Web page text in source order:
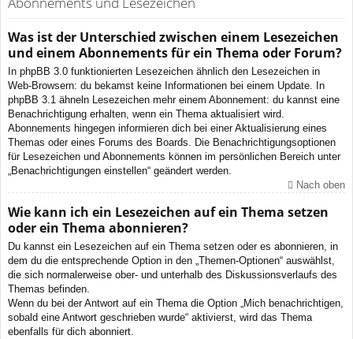
Was ist der Unterschied zwischen einem Lesezeichen
und einem Abonnements für ein Thema oder Forum?
In phpBB 3.0 funktionierten Lesezeichen ähnlich den Lesezeichen in
Web-Browsern: du bekamst keine Informationen bei einem Update. In
phpBB 3.1 ähneln Lesezeichen mehr einem Abonnement: du kannst eine
Benachrichtigung erhalten, wenn ein Thema aktualisiert wird.
Abonnements hingegen informieren dich bei einer Aktualisierung eines
Themas oder eines Forums des Boards. Die Benachrichtigungsoptionen
für Lesezeichen und Abonnements können im persönlichen Bereich unter
„Benachrichtigungen einstellen“ geändert werden.
Nach oben
Wie kann ich ein Lesezeichen auf ein Thema setzen
oder ein Thema abonnieren?
Du kannst ein Lesezeichen auf ein Thema setzen oder es abonnieren, in
dem du die entsprechende Option in den „Themen-Optionen“ auswählst,
die sich normalerweise ober- und unterhalb des Diskussionsverlaufs des
Themas befinden.
Wenn du bei der Antwort auf ein Thema die Option „Mich benachrichtigen,
sobald eine Antwort geschrieben wurde“ aktivierst, wird das Thema
ebenfalls für dich abonniert.